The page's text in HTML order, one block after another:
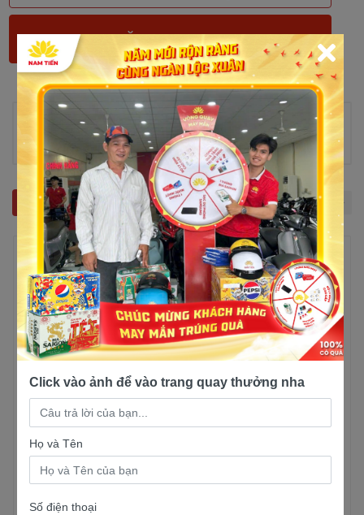
Thông tin sản phẩm
Chưa có thông tin!
Sản phẩm liên quan
Yamaha XS155R
5 lượt mua
75,300,000đ 75,300,000đ
Click vào ảnh để vào trang quay thưởng nha
Họ và Tên
Số điện thoại